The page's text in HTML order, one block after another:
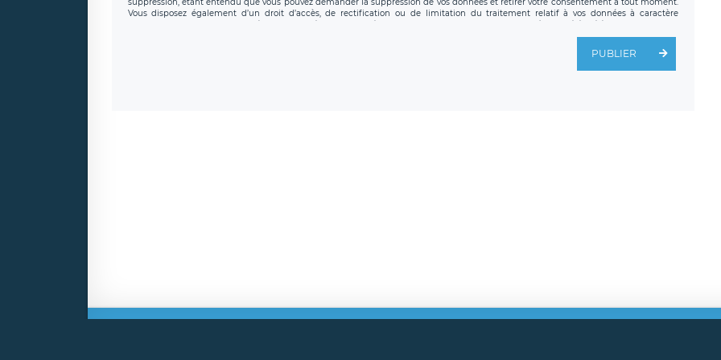
Vous disposez également d’un droit d’accès, de rectification ou de limitation du traitement relatif à vos données à caractère
personnel, ainsi que d’un droit à la portabilité de vos données. Vous pouvez exercer ces droits auprès du délégué à la protection des
données de LÉGAVOX qui exerce au siège social de LÉGAVOX et est joignable à l’adresse mail suivante :
donneespersonnelles@legavox.fr. Le responsable de traitement est la société LÉGAVOX, sis 9 rue Léopold Sédar Senghor, joignable à
l’adresse mail : responsabledetraitement@legavox.fr. Vous avez également le droit d’introduire une réclamation auprès d’une autorité
PUBLIER